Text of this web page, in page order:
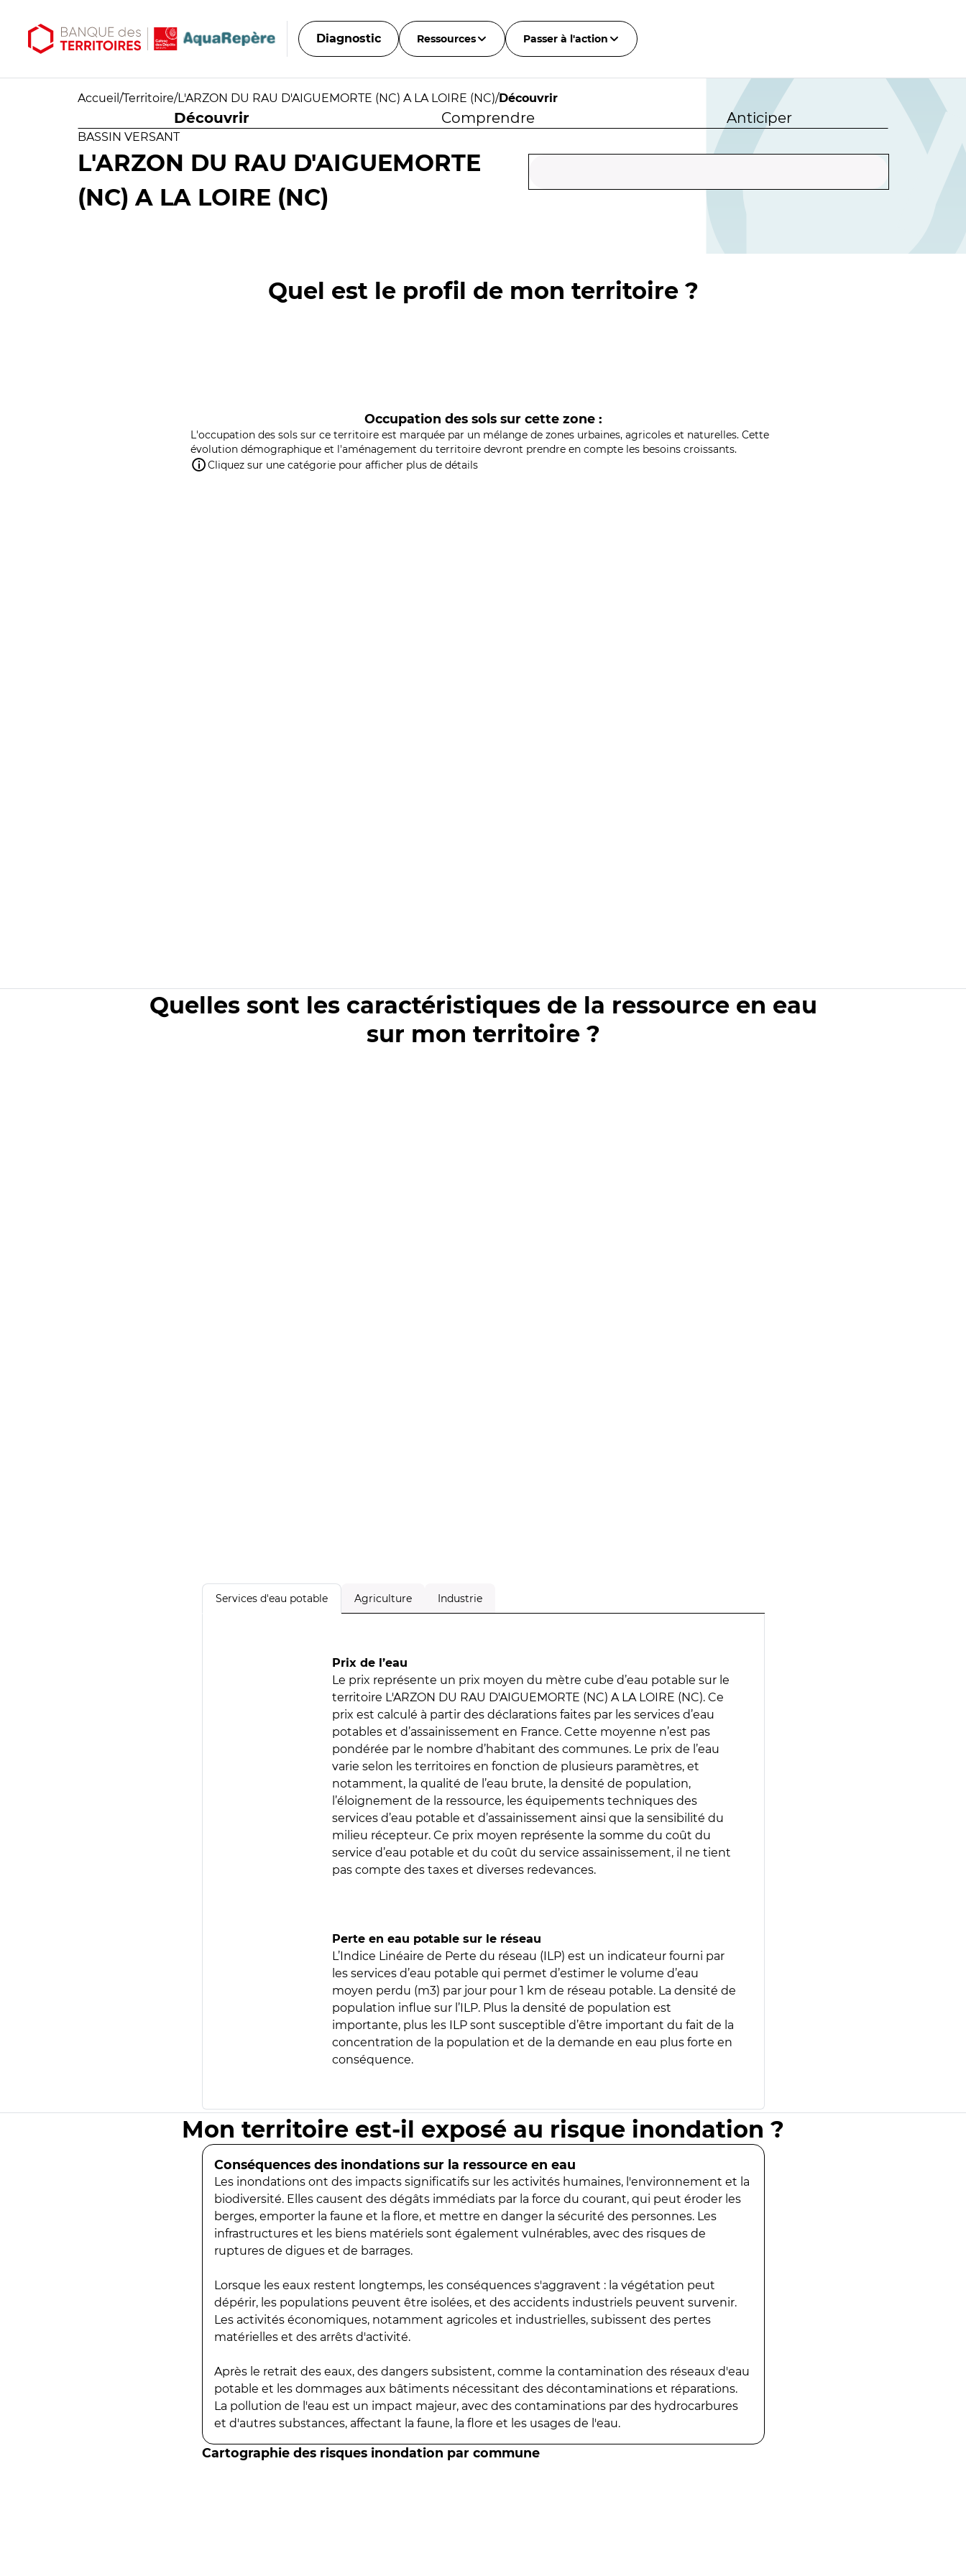
Diagnostic Ressources Passer à l'action
Accueil /Territoire/L'ARZON DU RAU D'AIGUEMORTE (NC) A LA LOIRE (NC)/Découvrir
Découvrir Comprendre Anticiper
BASSIN VERSANT
L'ARZON DU RAU D'AIGUEMORTE
(NC) A LA LOIRE (NC)
Quel est le profil de mon territoire ?
Occupation des sols sur cette zone :
L'occupation des sols sur ce territoire est marquée par un mélange de zones urbaines, agricoles et naturelles. Cette
évolution démographique et l'aménagement du territoire devront prendre en compte les besoins croissants.
Cliquez sur une catégorie pour afficher plus de détails
Quelles sont les caractéristiques de la ressource en eau
sur mon territoire ?
Services d'eau potable Agriculture Industrie
Prix de l’eau
Le prix représente un prix moyen du mètre cube d’eau potable sur le
territoire L'ARZON DU RAU D'AIGUEMORTE (NC) A LA LOIRE (NC). Ce
prix est calculé à partir des déclarations faites par les services d’eau
potables et d’assainissement en France. Cette moyenne n’est pas
pondérée par le nombre d’habitant des communes. Le prix de l’eau
varie selon les territoires en fonction de plusieurs paramètres, et
notamment, la qualité de l’eau brute, la densité de population,
l’éloignement de la ressource, les équipements techniques des
services d’eau potable et d’assainissement ainsi que la sensibilité du
milieu récepteur. Ce prix moyen représente la somme du coût du
service d’eau potable et du coût du service assainissement, il ne tient
pas compte des taxes et diverses redevances.
Perte en eau potable sur le réseau
L’Indice Linéaire de Perte du réseau (ILP) est un indicateur fourni par
les services d’eau potable qui permet d’estimer le volume d’eau
moyen perdu (m3) par jour pour 1 km de réseau potable. La densité de
population influe sur l’ILP. Plus la densité de population est
importante, plus les ILP sont susceptible d’être important du fait de la
concentration de la population et de la demande en eau plus forte en
conséquence.
Mon territoire est-il exposé au risque inondation ?
Conséquences des inondations sur la ressource en eau
Les inondations ont des impacts significatifs sur les activités humaines, l'environnement et la
biodiversité. Elles causent des dégâts immédiats par la force du courant, qui peut éroder les
berges, emporter la faune et la flore, et mettre en danger la sécurité des personnes. Les
infrastructures et les biens matériels sont également vulnérables, avec des risques de
ruptures de digues et de barrages.
Lorsque les eaux restent longtemps, les conséquences s'aggravent : la végétation peut
dépérir, les populations peuvent être isolées, et des accidents industriels peuvent survenir.
Les activités économiques, notamment agricoles et industrielles, subissent des pertes
matérielles et des arrêts d'activité.
Après le retrait des eaux, des dangers subsistent, comme la contamination des réseaux d'eau
potable et les dommages aux bâtiments nécessitant des décontaminations et réparations.
La pollution de l'eau est un impact majeur, avec des contaminations par des hydrocarbures
et d'autres substances, affectant la faune, la flore et les usages de l'eau.
Cartographie des risques inondation par commune